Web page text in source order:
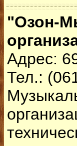
"Озон-
Адрес:
Тел.: